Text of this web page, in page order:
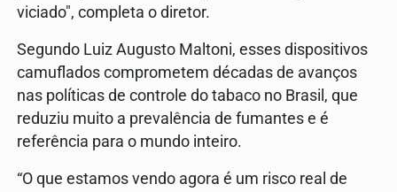
viciado", completa o diretor.
Segundo Luiz Augusto Maltoni, esses dispositivos
camuflados comprometem décadas de avanços
nas políticas de controle do tabaco no Brasil, que
reduziu muito a prevalência de fumantes e é
referência para o mundo inteiro.
“O que estamos vendo agora é um risco real de